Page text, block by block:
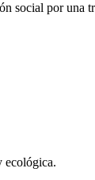
social por una
ecológica.